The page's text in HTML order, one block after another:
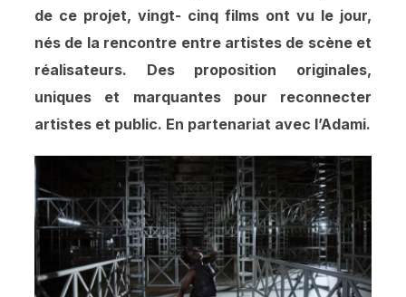
de ce projet, vingt- cinq films ont vu le jour,
nés de la rencontre entre artistes de scène et
réalisateurs. Des proposition originales,
uniques et marquantes pour reconnecter
artistes et public. En partenariat avec l’Adami.